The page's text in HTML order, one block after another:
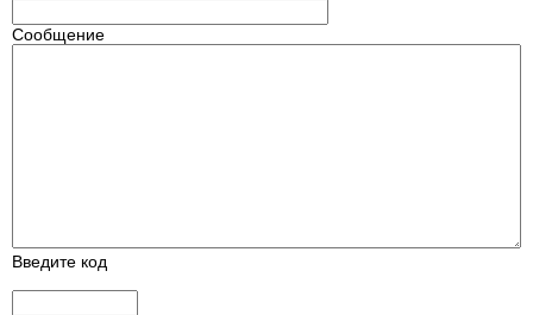
Сообщение
Введите код